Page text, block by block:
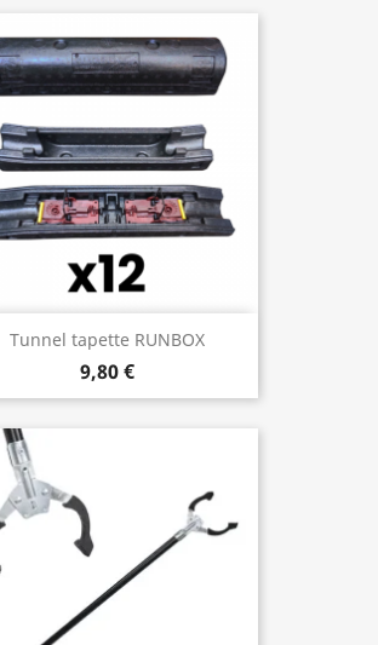
Tunnel tapette RUNBOX
9,80 €